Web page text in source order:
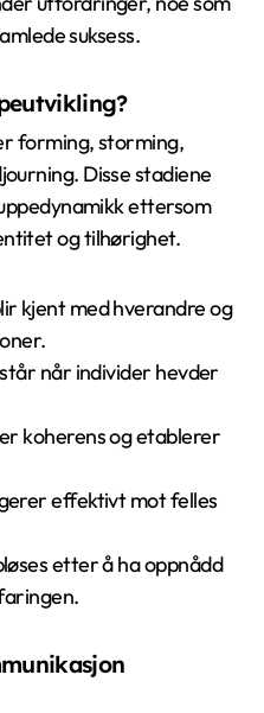
suksess.
forming, storming,
Disse stadiene
ettersom
og tilhørighet.
kjent med hverandre og
når individer hevder
koherens og etablerer
effektivt mot felles
etter å ha oppnådd